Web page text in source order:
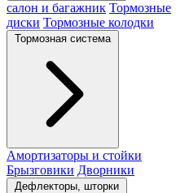
салон и багажник Тормозные
диски Тормозные колодки
Тормозная система
Амортизаторы и стойки
Брызговики Дворники
Дефлекторы, шторки